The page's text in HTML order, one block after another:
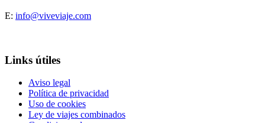
E: info@viveviaje.com
Links útiles
Aviso legal
Política de privacidad
Uso de cookies
Ley de viajes combinados